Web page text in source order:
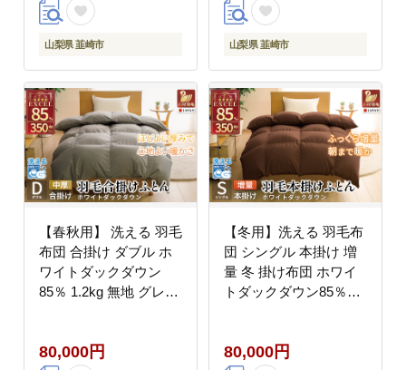
クセルゴールドラベル
ダウンケット 寝具 掛布
団 羽毛掛け布団 コイン
汚加工 柔軟加工 防ダニ
[川村羽毛 山梨県 韮崎
市 20742899]
山梨県 韮崎市
羽毛ふとん 本掛け布団
ダウンケット 寝具 掛布
団 羽毛掛け布団 コイン
汚加工 柔軟加工 防ダニ
[川村羽毛 山梨県 韮崎
市 20742902]
山梨県 韮崎市
【春秋用】 洗える 羽毛
布団 合掛け ダブル ホ
ワイトダックダウン
85％ 1.2kg 無地 グレー
20745417] 合い掛け 軽
80,000円
【冬用】洗える 羽毛布
団 シングル 本掛け 増
量 冬 掛け布団 ホワイ
トダックダウン85％
とん 本掛け布団 4つ星
80,000円